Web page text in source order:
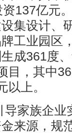
137亿元
集设计、
工业园区
成361度
目，其中
以上。
家族企业
来源，规